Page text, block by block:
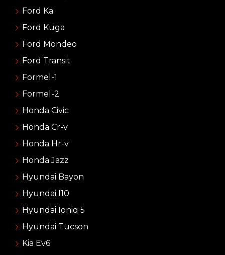
Ford Ka
Ford Kuga
Ford Mondeo
Ford Transit
Formel-1
Formel-2
Honda Civic
Honda Cr-v
Honda Hr-v
Honda Jazz
Hyundai Bayon
Hyundai I10
Hyundai Ioniq 5
Hyundai Tucson
Kia Ev6